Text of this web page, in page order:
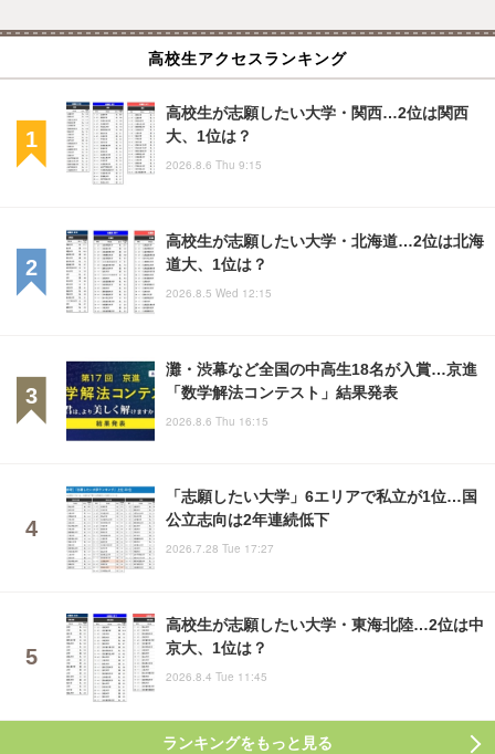
高校生アクセスランキング
高校生が志願したい大学・関西…2位は関西
大、1位は？
2026.8.6 Thu 9:15
高校生が志願したい大学・北海道…2位は北海
道大、1位は？
2026.8.5 Wed 12:15
灘・渋幕など全国の中高生18名が入賞…京進
「数学解法コンテスト」結果発表
2026.8.6 Thu 16:15
「志願したい大学」6エリアで私立が1位…国
公立志向は2年連続低下
2026.7.28 Tue 17:27
高校生が志願したい大学・東海北陸…2位は中
京大、1位は？
2026.8.4 Tue 11:45
ランキングをもっと見る